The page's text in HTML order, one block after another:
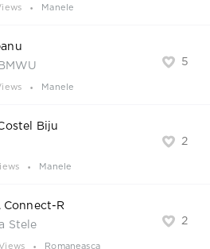
Manele
5
Manele
2
Biju
Manele
2
Connect-R
Stele
Romaneasca